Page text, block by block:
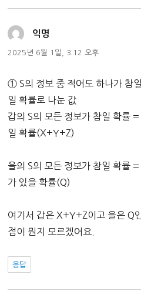
익명
글:
2025년 6월 1일, 3:12 오후
① S의 정보 중 적어도 하나가 참
일 확률로 나눈 값
갑의 S의 모든 정보가 참일 확률
일 확률(X+Y+Z)
을의 S의 모든 정보가 참일 확률
가 있을 확률(Q)
여기서 갑은 X+Y+Z이고 을은 Q
점이 뭔지 모르겠어요.
응답